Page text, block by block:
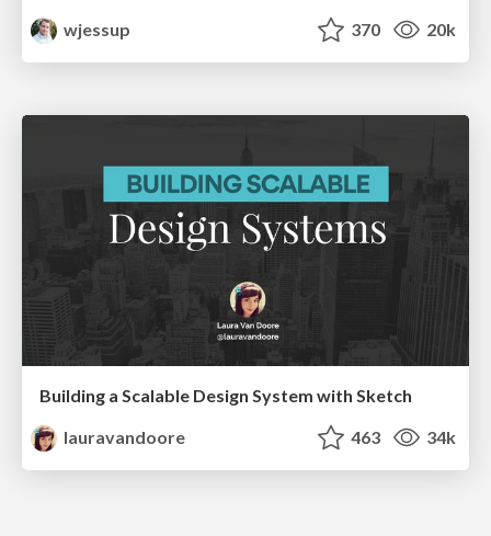
wjessup
370 20k
Building a Scalable Design System with Sketch
lauravandoore
463 34k